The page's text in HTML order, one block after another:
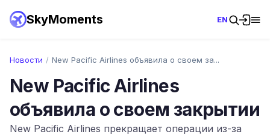
SkyMoments EN
Новости / New Pacific Airlines объявила о своем за...
New Pacific Airlines
объявила о своем закрытии
New Pacific Airlines прекращает операции из-за